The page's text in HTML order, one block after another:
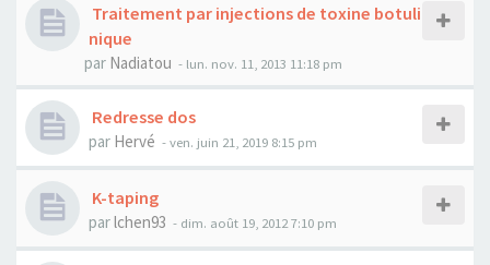
Traitement par injections de toxine botuli
nique
par Nadiatou - lun. nov. 11, 2013 11:18 pm
Redresse dos
par Hervé - ven. juin 21, 2019 8:15 pm
K-taping
parlchen93 - dim. août 19, 2012 7:10 pm